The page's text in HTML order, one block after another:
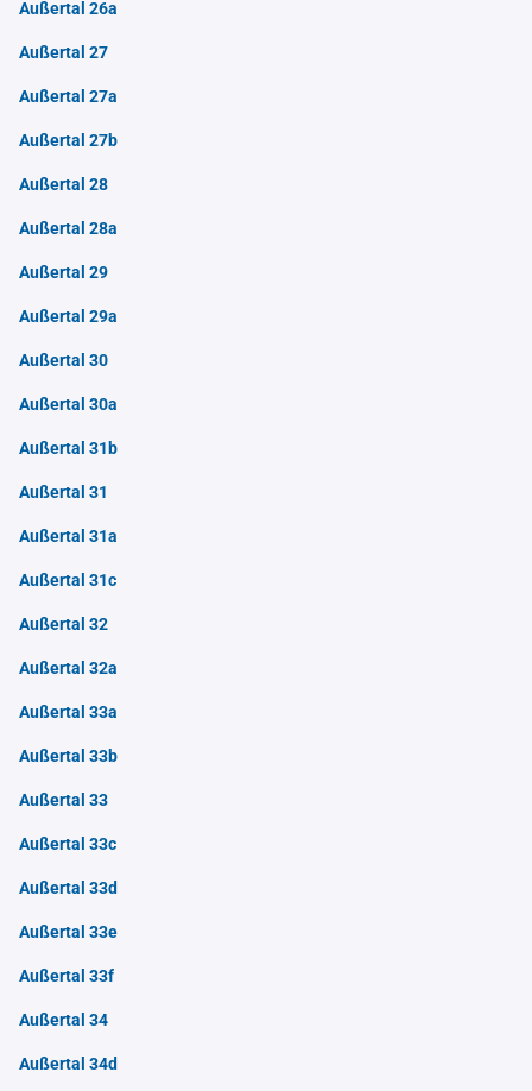
Außertal 26a
Außertal 27
Außertal 27a
Außertal 27b
Außertal 28
Außertal 28a
Außertal 29
Außertal 29a
Außertal 30
Außertal 30a
Außertal 31b
Außertal 31
Außertal 31a
Außertal 31c
Außertal 32
Außertal 32a
Außertal 33a
Außertal 33b
Außertal 33
Außertal 33c
Außertal 33d
Außertal 33e
Außertal 33f
Außertal 34
Außertal 34d